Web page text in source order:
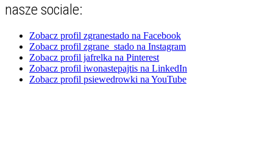
nasze sociale:
Zobacz profil zgranestado na Facebook
Zobacz profil zgrane_stado na Instagram
Zobacz profil jafrelka na Pinterest
Zobacz profil iwonastepajtis na LinkedIn
Zobacz profil psiewedrowki na YouTube